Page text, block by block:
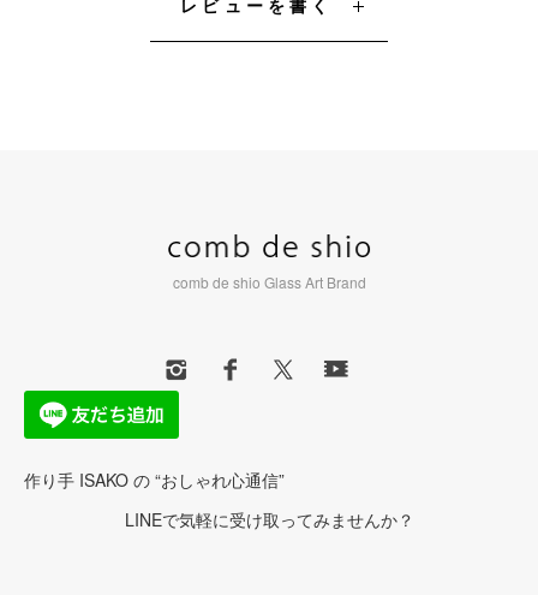
レビューを書く
comb de shio Glass Art Brand
作り手 ISAKO の “おしゃれ心通信”
LINEで気軽に受け取ってみませんか？